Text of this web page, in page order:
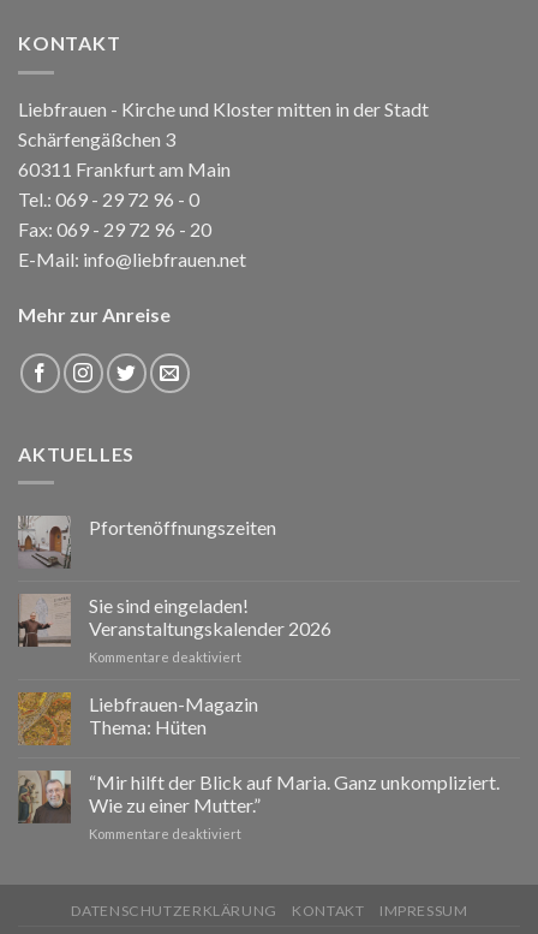
KONTAKT
Liebfrauen - Kirche und Kloster mitten in der Stadt
Schärfengäßchen 3
60311 Frankfurt am Main
Tel.: 069 - 29 72 96 - 0
Fax: 069 - 29 72 96 - 20
E-Mail: info@liebfrauen.net
Mehr zur Anreise
AKTUELLES
Pfortenöffnungszeiten
Sie sind eingeladen!
Veranstaltungskalender 2026
Kommentare deaktiviertfür
sind
eingeladen!
Liebfrauen-Magazin
Thema: Hüten
“Mir hilft der Blick auf Maria. Ganz unkompliziert.
Wie zu einer Mutter.”
Kommentare deaktiviertfür
Blick
DATENSCHUTZERKLÄRUNG KONTAKT IMPRESSUM